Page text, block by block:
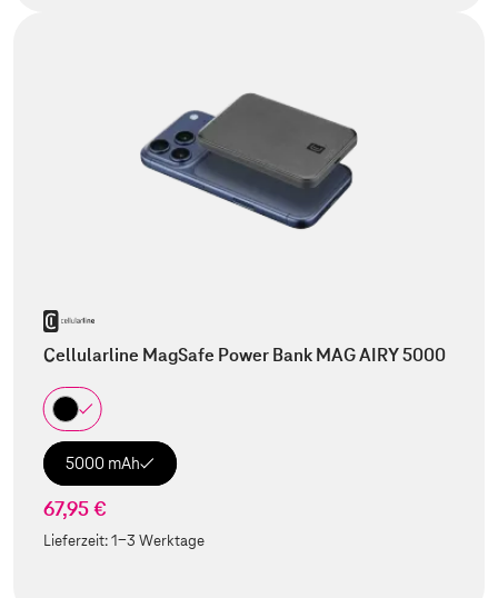
Cellularline MagSafe Power Bank MAG AIRY 5000
5000 mAh
67,95 €
Lieferzeit:1-3 Werktage